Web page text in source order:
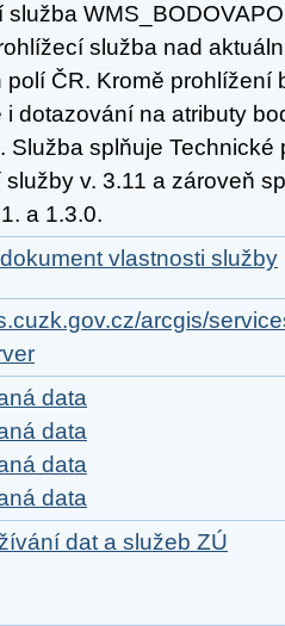
služba
služba nad
polí ČR. Kromě prohlížení
i dotazování na atributy
Služba splňuje Technické
v. 3.11 a zároveň
a 1.3.0.
vlastnosti služby
arcgis/
data
data
data
data
dat a služeb ZÚ